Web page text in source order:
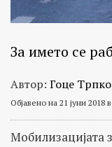
За името се
Автор: Гоце
Објавено на 21 јуни 2018
Мобилизацијата